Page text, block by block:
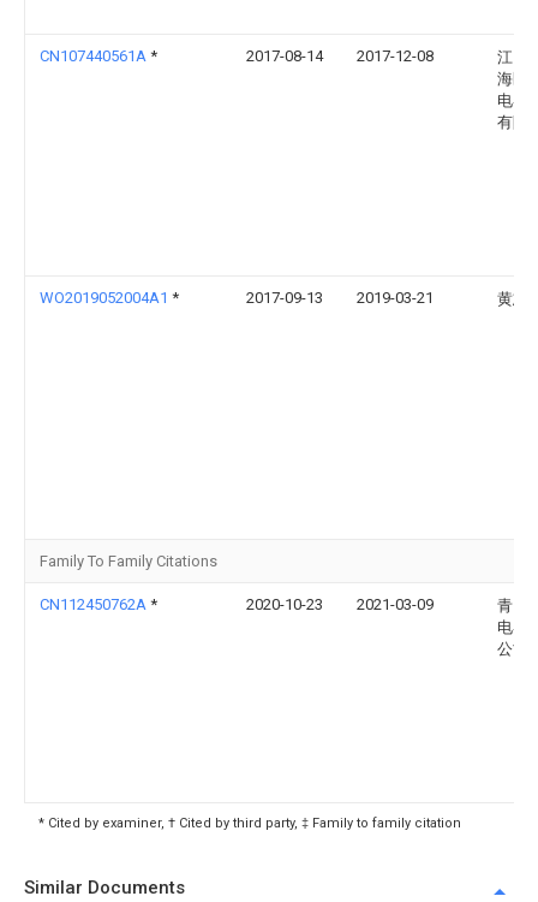
CN107440561A * 2017-08-14 2017-12-08
江门
海区
电器
有限
WO2019052004A1 * 2017-09-13 2019-03-21 黄志
Family To Family Citations
CN112450762A * 2020-10-23 2021-03-09
青岛
电器
公司
* Cited by examiner, † Cited by third party, ‡ Family to family citation
Similar Documents